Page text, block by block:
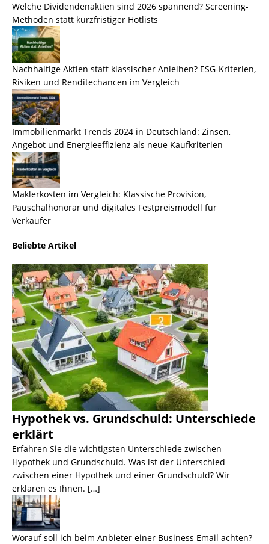
Welche Dividendenaktien sind 2026 spannend? Screening-
Methoden statt kurzfristiger Hotlists
Nachhaltige Aktien statt klassischer Anleihen? ESG-Kriterien,
Risiken und Renditechancen im Vergleich
Immobilienmarkt Trends 2024 in Deutschland: Zinsen,
Angebot und Energieeffizienz als neue Kaufkriterien
Maklerkosten im Vergleich: Klassische Provision,
Pauschalhonorar und digitales Festpreismodell für
Verkäufer
Beliebte Artikel
Hypothek vs. Grundschuld: Unterschiede
erklärt
Erfahren Sie die wichtigsten Unterschiede zwischen
Hypothek und Grundschuld. Was ist der Unterschied
zwischen einer Hypothek und einer Grundschuld? Wir
erklären es Ihnen. […]
Worauf soll ich beim Anbieter einer Business Email achten?